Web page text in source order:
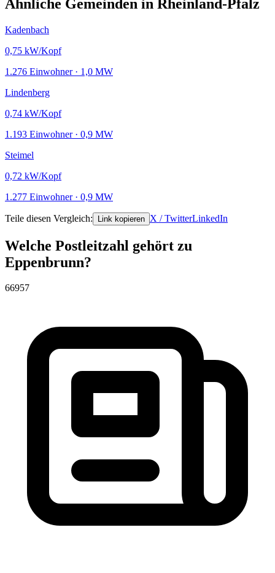
Ähnliche Gemeinden in Rheinland-Pfalz
Kadenbach
0,75 kW/Kopf
1.276 Einwohner · 1,0 MW
Lindenberg
0,74 kW/Kopf
1.193 Einwohner · 0,9 MW
Steimel
0,72 kW/Kopf
1.277 Einwohner · 0,9 MW
Teile diesen Vergleich: Link kopieren X / TwitterLinkedIn
Welche Postleitzahl gehört zu
Eppenbrunn?
66957